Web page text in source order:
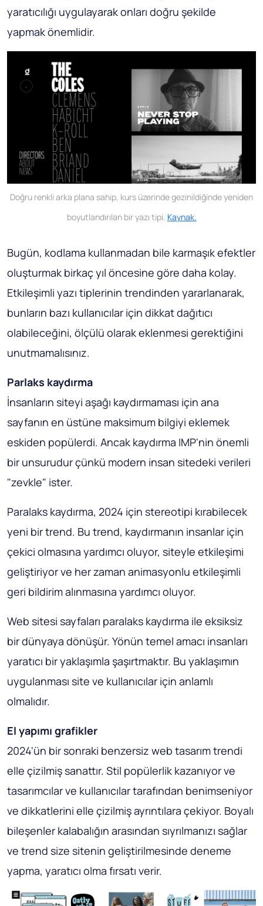
yaratıcılığı uygulayarak onları doğru şekilde
yapmak önemlidir.
Doğru renkli arka plana sahip, kurs üzerinde gezinildiğinde yeniden
boyutlandırılan bir yazı tipi. Kaynak.
Bugün, kodlama kullanmadan bile karmaşık efektler
oluşturmak birkaç yıl öncesine göre daha kolay.
Etkileşimli yazı tiplerinin trendinden yararlanarak,
bunların bazı kullanıcılar için dikkat dağıtıcı
olabileceğini, ölçülü olarak eklenmesi gerektiğini
unutmamalısınız.
Parlaks kaydırma
İnsanların siteyi aşağı kaydırmaması için ana
sayfanın en üstüne maksimum bilgiyi eklemek
eskiden popülerdi. Ancak kaydırma IMP'nin önemli
bir unsurudur çünkü modern insan sitedeki verileri
"zevkle" ister.
Paralaks kaydırma, 2024 için stereotipi kırabilecek
yeni bir trend. Bu trend, kaydırmanın insanlar için
çekici olmasına yardımcı oluyor, siteyle etkileşimi
geliştiriyor ve her zaman animasyonlu etkileşimli
geri bildirim alınmasına yardımcı oluyor.
Web sitesi sayfaları paralaks kaydırma ile eksiksiz
bir dünyaya dönüşür. Yönün temel amacı insanları
yaratıcı bir yaklaşımla şaşırtmaktır. Bu yaklaşımın
uygulanması site ve kullanıcılar için anlamlı
olmalıdır.
El yapımı grafikler
2024'ün bir sonraki benzersiz web tasarım trendi
elle çizilmiş sanattır. Stil popülerlik kazanıyor ve
tasarımcılar ve kullanıcılar tarafından benimseniyor
ve dikkatlerini elle çizilmiş ayrıntılara çekiyor. Boyalı
bileşenler kalabalığın arasından sıyrılmanızı sağlar
ve trend size sitenin geliştirilmesinde deneme
yapma, yaratıcı olma fırsatı verir.